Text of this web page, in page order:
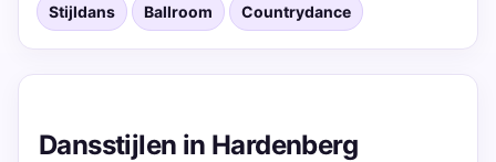
Stijldans Ballroom Countrydance
Dansstijlen in Hardenberg